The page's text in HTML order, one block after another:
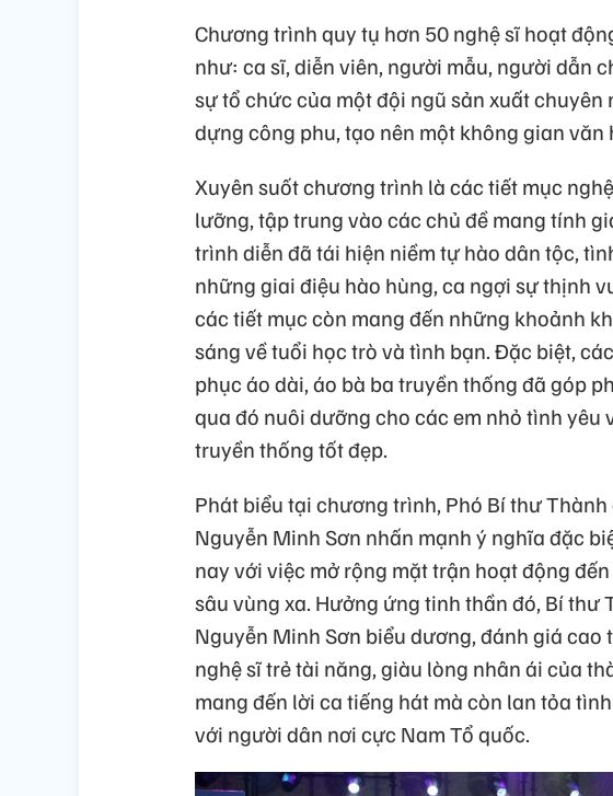
Chương trình quy tụ hơn 50 nghệ sĩ hoạt
như: ca sĩ, diễn viên, người mẫu, người dẫn
sự tổ chức của một đội ngũ sản xuất
dựng công phu, tạo nên một không gian văn
Xuyên suốt chương trình là các tiết mục
lưỡng, tập trung vào các chủ đề mang tính
trình diễn đã tái hiện niềm tự hào dân tộc,
những giai điệu hào hùng, ca ngợi sự thịnh
các tiết mục còn mang đến những khoảnh
sáng về tuổi học trò và tình bạn. Đặc biệt,
phục áo dài, áo bà ba truyền thống đã góp
qua đó nuôi dưỡng cho các em nhỏ tình
truyền thống tốt đẹp.
Phát biểu tại chương trình, Phó Bí thư
Nguyễn Minh Sơn nhấn mạnh ý nghĩa đặc
nay với việc mở rộng mặt trận hoạt động
sâu vùng xa. Hưởng ứng tinh thần đó, Bí thư
Nguyễn Minh Sơn biểu dương, đánh giá
nghệ sĩ trẻ tài năng, giàu lòng nhân ái của
mang đến lời ca tiếng hát mà còn lan tỏa
với người dân nơi cực Nam Tổ quốc.